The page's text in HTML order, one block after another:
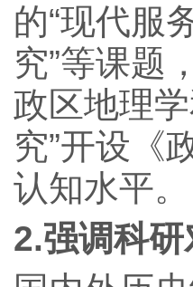
的“现代服
究”等课题
政区地理
究”开设《
认知水平。
2.强调科